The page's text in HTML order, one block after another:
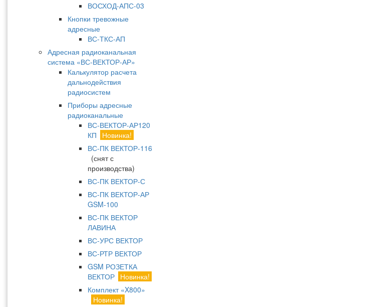
ВОСХОД-АПС-03
Кнопки тревожные
адресные
ВС-ТКС-АП
Адресная радиоканальная
система «ВС-ВЕКТОР-АР»
Калькулятор расчета
дальнодействия
радиосистем
Приборы адресные
радиоканальные
ВС-ВЕКТОР-АР120
КП
Новинка!
ВС-ПК ВЕКТОР-116
(снят с
производства)
ВС-ПК ВЕКТОР-С
ВС-ПК ВЕКТОР-АР
GSM-100
ВС-ПК ВЕКТОР
ЛАВИНА
ВС-УРС ВЕКТОР
ВС-РТР ВЕКТОР
GSM РОЗЕТКА
ВЕКТОР Новинка!
Комплект «X800»
Новинка!